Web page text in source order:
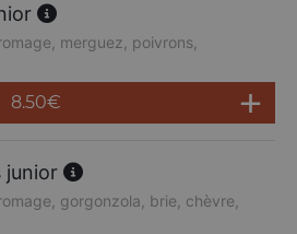
merguez, poivrons,
8.50€
junior
gorgonzola, brie, chèvre,